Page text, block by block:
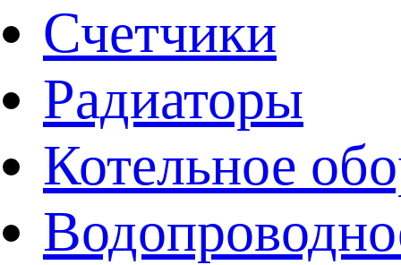
Счетчики
Радиаторы
Котельное